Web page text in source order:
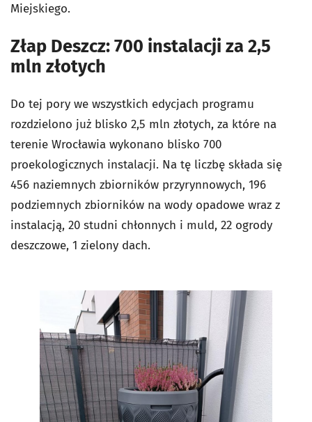
Miejskiego.
Złap Deszcz: 700 instalacji za 2,5
mln złotych
Do tej pory we wszystkich edycjach programu
rozdzielono już blisko 2,5 mln złotych, za które na
terenie Wrocławia wykonano blisko 700
proekologicznych instalacji. Na tę liczbę składa się
456 naziemnych zbiorników przyrynnowych, 196
podziemnych zbiorników na wody opadowe wraz z
instalacją, 20 studni chłonnych i muld, 22 ogrody
deszczowe, 1 zielony dach.